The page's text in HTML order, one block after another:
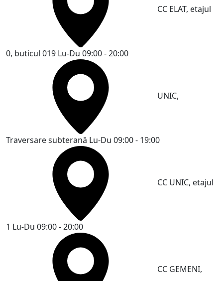
CC ELAT, etajul
0, buticul 019 Lu-Du 09:00 - 20:00
UNIC,
Traversare subterană Lu-Du 09:00 - 19:00
CC UNIC, etajul
1 Lu-Du 09:00 - 20:00
CC GEMENI,